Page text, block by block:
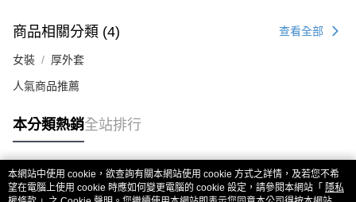
商品相關分類 (4) 查看全部
女裝 厚外套
人氣商品推薦
本分類熱銷全站排行
熱門標籤
本網站中使用 cookie，欲查詢有關本網站使用 cookie 方式之詳情，及若您不希
望在電腦上使用 cookie 時應如何變更電腦的 cookie 設定，請參閱本網站「 隱私